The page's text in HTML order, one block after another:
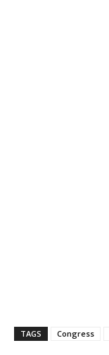
TAGS Congress